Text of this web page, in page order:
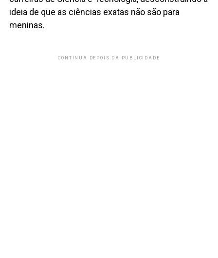
ideia de que as ciências exatas não são para
meninas.
CONTINUA DEPOIS DA PUBLICIDADE